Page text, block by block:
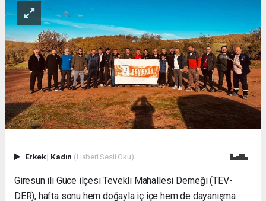
Erkek| Kadın (Haberi Sesli Oku)
Giresun ili Güce ilçesi Tevekli Mahallesi Derneği (TEV-
DER), hafta sonu hem doğayla iç içe hem de dayanışma